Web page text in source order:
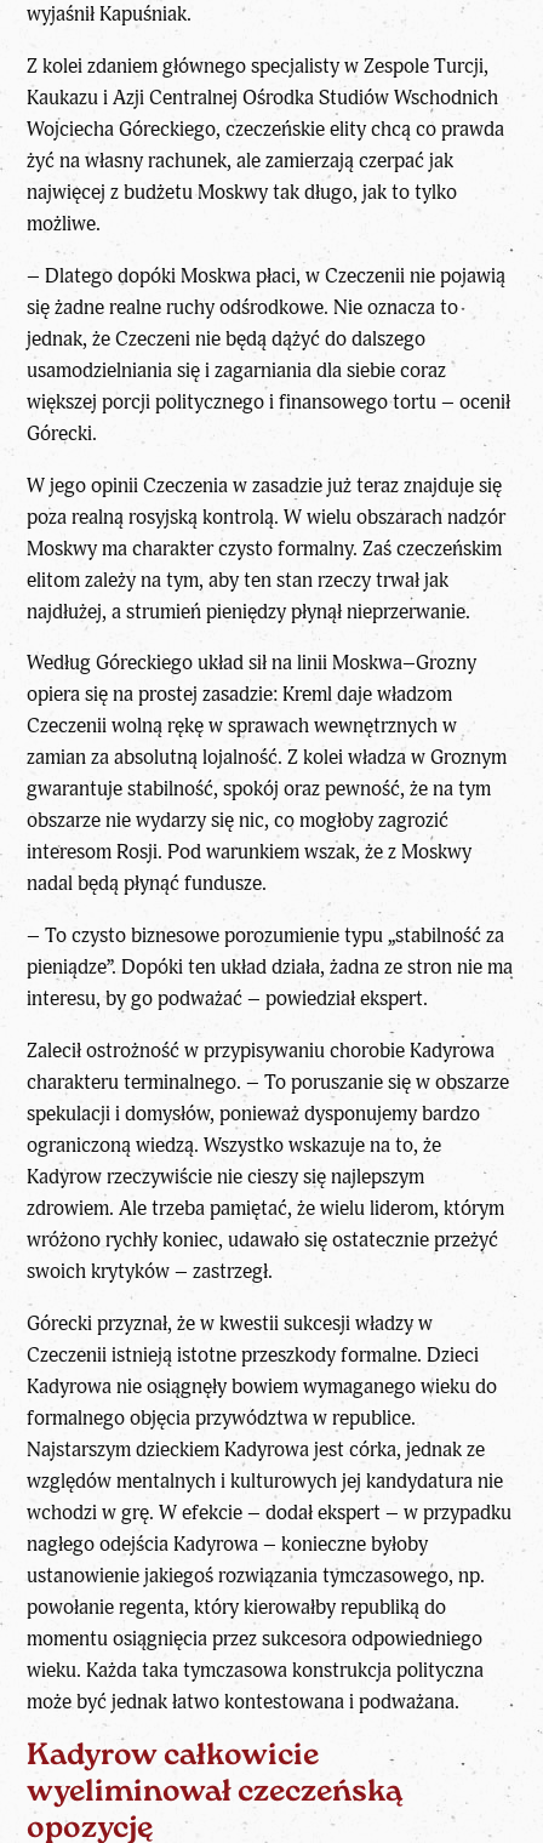
wyjaśnił Kapuśniak.
Z kolei zdaniem głównego specjalisty w Zespole Turcji,
Kaukazu i Azji Centralnej Ośrodka Studiów Wschodnich
Wojciecha Góreckiego,czeczeńskieelity chcą co prawda
żyć na własny rachunek, ale zamierzają czerpać jak
najwięcej z budżetu Moskwy tak długo, jak to tylko
możliwe.
– Dlatego dopóki Moskwa płaci, w Czeczenii nie pojawią
się żadne realne ruchy odśrodkowe. Nie oznacza to
jednak, że Czeczeni nie będą dążyć do dalszego
usamodzielniania się i zagarniania dla siebie coraz
większej porcji politycznego i finansowego tortu – ocenił
Górecki.
W jego opinii Czeczenia w zasadzie już teraz znajduje się
poza realną rosyjską kontrolą. W wielu obszarach nadzór
Moskwy ma charakter czysto formalny. Zaś czeczeńskim
elitom zależy na tym, aby ten stan rzeczy trwał jak
najdłużej, a strumień pieniędzy płynął nieprzerwanie.
Według Góreckiego układ sił na linii Moskwa–Grozny
opiera się na prostej zasadzie: Kreml daje władzom
Czeczenii wolną rękę w sprawach wewnętrznych w
zamian za absolutną lojalność. Z kolei władza w Groznym
gwarantuje stabilność, spokój oraz pewność, że na tym
obszarze nie wydarzy się nic, co mogłoby zagrozić
interesom Rosji. Pod warunkiem wszak, że z Moskwy
nadal będą płynąć fundusze.
– To czysto biznesowe porozumienie typu „stabilność za
pieniądze”. Dopóki ten układ działa, żadna ze stron nie ma
interesu, by go podważać – powiedział ekspert.
Zalecił ostrożność w przypisywaniu chorobie Kadyrowa
charakteru terminalnego. – To poruszanie się w obszarze
spekulacji i domysłów, ponieważ dysponujemy bardzo
ograniczoną wiedzą. Wszystko wskazuje na to, że
Kadyrow rzeczywiście nie cieszy się najlepszym
zdrowiem. Ale trzeba pamiętać, że wielu liderom, którym
wróżono rychły koniec, udawało się ostatecznie przeżyć
swoich krytyków – zastrzegł.
Górecki przyznał, że w kwestii sukcesji władzy w
Czeczeniiistnieją istotne przeszkody formalne. Dzieci
Kadyrowa nie osiągnęły bowiem wymaganego wieku do
formalnego objęcia przywództwa w republice.
Najstarszym dzieckiem Kadyrowa jest córka, jednak ze
względów mentalnych i kulturowych jej kandydatura nie
wchodzi w grę. W efekcie – dodał ekspert – w przypadku
nagłego odejścia Kadyrowa – konieczne byłoby
ustanowienie jakiegoś rozwiązania tymczasowego, np.
powołanie regenta, który kierowałby republiką do
momentu osiągnięcia przez sukcesora odpowiedniego
wieku. Każda taka tymczasowa konstrukcja polityczna
może być jednak łatwo kontestowana i podważana.
Kadyrow całkowicie
wyeliminował czeczeńską
opozycję